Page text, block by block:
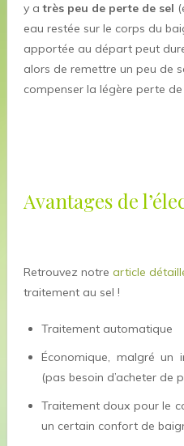
y atrès peu de perte de sel
eau restée sur le corps du
apportée au départ peut
alors de remettre un peu de
compenser la légère perte de
Avantages de
Retrouvez notre article
traitement au sel !
Traitement automatique
Économique, malgré un
(pas besoin d’acheter de
Traitement doux pour le
un certain confort de